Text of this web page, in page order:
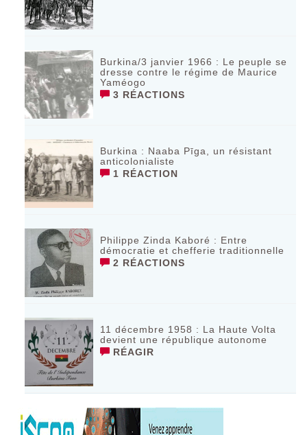
Burkina/3 janvier 1966 : Le peuple se
dresse contre le régime de Maurice
Yaméogo
3 RÉACTIONS
Burkina : Naaba Pīga, un résistant
anticolonialiste
1 RÉACTION
Philippe Zinda Kaboré : Entre
démocratie et chefferie traditionnelle
2 RÉACTIONS
11 décembre 1958 : La Haute Volta
devient une république autonome
RÉAGIR